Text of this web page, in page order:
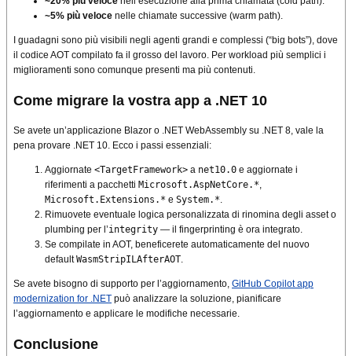
~5% più veloce nelle chiamate successive (warm path).
I guadagni sono più visibili negli agenti grandi e complessi (“big bots”), dove
il codice AOT compilato fa il grosso del lavoro. Per workload più semplici i
miglioramenti sono comunque presenti ma più contenuti.
Come migrare la vostra app a .NET 10
Se avete un’applicazione Blazor o .NET WebAssembly su .NET 8, vale la
pena provare .NET 10. Ecco i passi essenziali:
Aggiornate <TargetFramework> a net10.0 e aggiornate i
riferimenti a pacchetti Microsoft.AspNetCore.*,
Microsoft.Extensions.* e System.*.
Rimuovete eventuale logica personalizzata di rinomina degli asset o
plumbing per l’integrity — il fingerprinting è ora integrato.
Se compilate in AOT, beneficerete automaticamente del nuovo
defaultWasmStripILAfterAOT.
Se avete bisogno di supporto per l’aggiornamento, GitHub Copilot app
modernization for .NET può analizzare la soluzione, pianificare
l’aggiornamento e applicare le modifiche necessarie.
Conclusione